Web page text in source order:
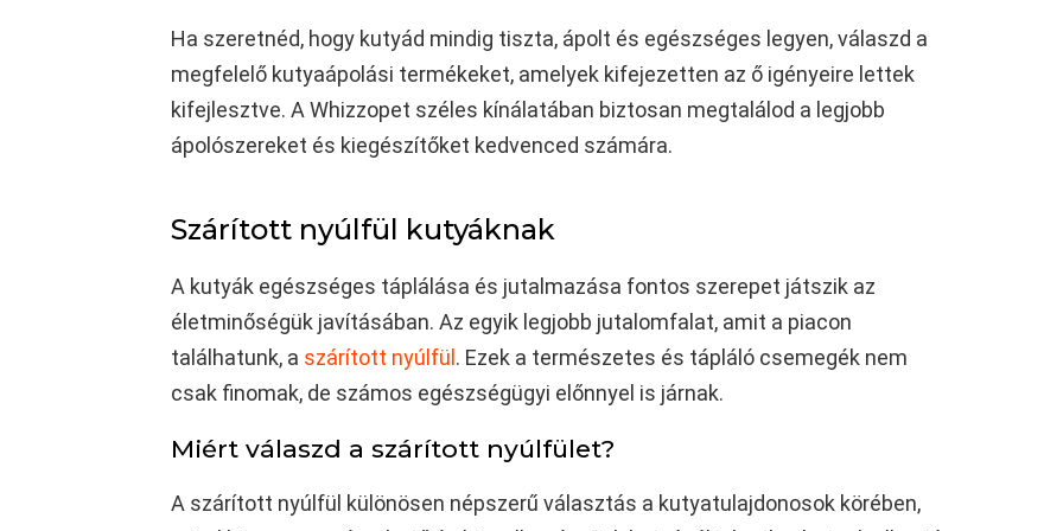
Ha szeretnéd, hogy kutyád mindig tiszta, ápolt és egészséges legyen, válaszd a
megfelelő kutyaápolási termékeket, amelyek kifejezetten az ő igényeire lettek
kifejlesztve. A Whizzopet széles kínálatában biztosan megtalálod a legjobb
ápolószereket és kiegészítőket kedvenced számára.
Szárított nyúlfül kutyáknak
A kutyák egészséges táplálása és jutalmazása fontos szerepet játszik az
életminőségük javításában. Az egyik legjobb jutalomfalat, amit a piacon
találhatunk, a szárított nyúlfül . Ezek a természetes és tápláló csemegék nem
csak finomak, de számos egészségügyi előnnyel is járnak.
Miért válaszd a szárított nyúlfület?
A szárított nyúlfül különösen népszerű választás a kutyatulajdonosok körében,